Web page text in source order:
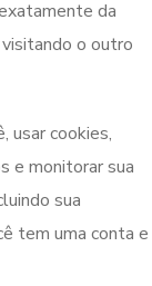
da
o outro
usar cookies,
e monitorar sua
sua
tem uma conta e